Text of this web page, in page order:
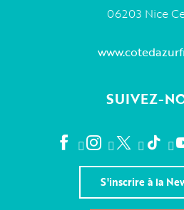
06203 Nice
SUIVEZ-
S'inscrire à la